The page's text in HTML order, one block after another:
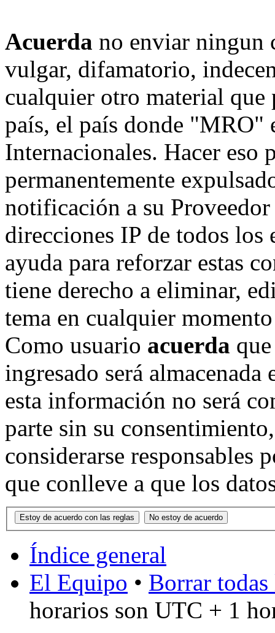
Acuerda no enviar ningun
vulgar, difamatorio,
cualquier otro material
país, el país donde "MRO"
Internacionales. Hacer eso
permanentemente
notificación a su
direcciones IP de todos los
ayuda para reforzar estas
tiene derecho a eliminar,
tema en cualquier
Como usuario acuerda
ingresado será almacenada
esta información no será
parte sin su
considerarse responsables
que conlleve a que los
Índice general
El Equipo • Borrar
horarios son UTC + 1